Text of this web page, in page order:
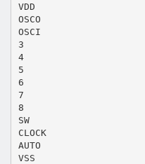
VDD
OSCO
OSCI
3
4
5
6
7
8
SW
CLOCK
AUTO
VSS